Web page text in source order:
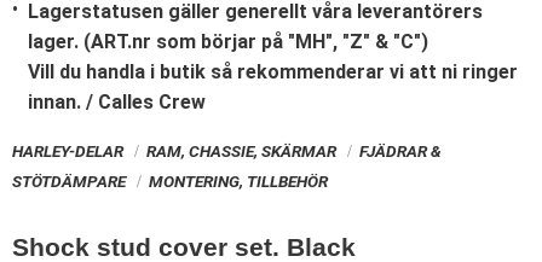
Lagerstatusen gäller generellt våra leverantörers
lager. (ART.nr som börjar på "MH", "Z" & "C")
Vill du handla i butik så rekommenderar vi att ni ringer
innan. / Calles Crew
HARLEY-DELAR RAM, CHASSIE, SKÄRMAR
FJÄDRAR &
STÖTDÄMPARE
MONTERING, TILLBEHÖR
Shock stud cover set. Black